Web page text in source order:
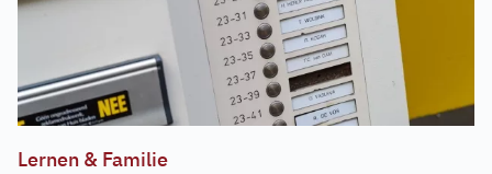
Lernen & Familie